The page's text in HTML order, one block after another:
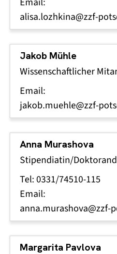
alisa.lozhkina@zzf-
Jakob Mühle
Wissenschaftlicher
Email:
jakob.muehle@zzf-
Anna Murashova
Stipendiatin/
Tel: 0331/74510-115
Email:
anna.murashova@zzf-
Margarita Pavlova